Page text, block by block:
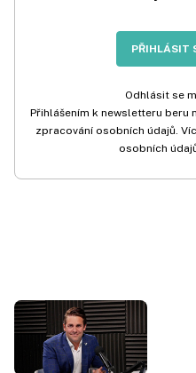
PŘIHLÁSIT
Odhlásit se
Přihlášením k newsletteru beru
zpracování osobních údajů.
osobních